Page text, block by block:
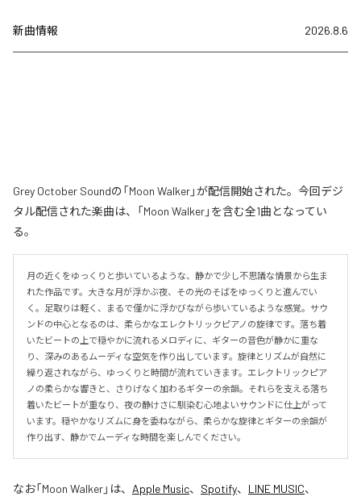
新曲情報 2026.8.6
Grey October Soundの「Moon Walker」が配信開始された。今回デジ
タル配信された楽曲は、「Moon Walker」を含む全1曲となってい
る。
月の近くをゆっくりと歩いているような、静かで少し不思議な情景から生ま
れた作品です。大きな月が浮かぶ夜、その光のそばをゆっくりと進んでい
く。足取りは軽く、まるで僅かに浮かびながら歩いているような感覚。サウ
ンドの中心となるのは、柔らかなエレクトリックピアノの旋律です。落ち着
いたビートの上で穏やかに流れるメロディに、ギターの音色が静かに重な
り、深みのあるムーディな空気を作り出しています。旋律とリズムが自然に
繰り返されながら、ゆっくりと時間が流れていきます。エレクトリックピア
ノの柔らかな響きと、さりげなく加わるギターの余韻。それらを支える落ち
着いたビートが重なり、夜の静けさに馴染む心地よいサウンドに仕上がって
います。穏やかなリズムに身を委ねながら、柔らかな旋律とギターの余韻が
作り出す、静かでムーディな時間を楽しんでください。
なお「Moon Walker」は、 Apple Music、 Spotify、 LINE MUSIC、